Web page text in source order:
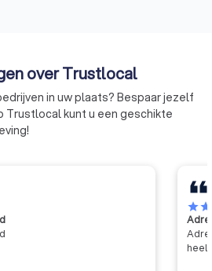
Meer
om
door ICF
van
over Trustlocal
in uw plaats? Bespaar jezelf
Trustlocal kunt u een geschikte
starstar
heel